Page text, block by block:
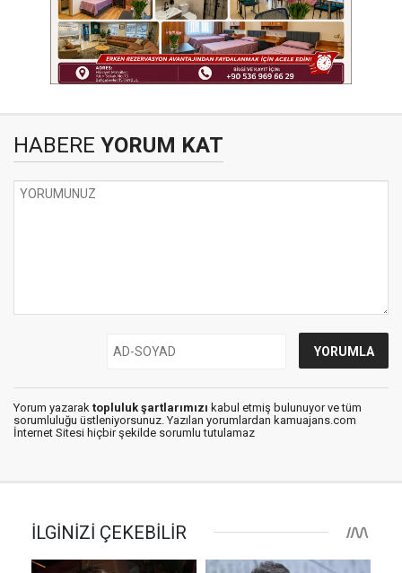
HABERE YORUM KAT
Yorum yazarak topluluk şartlarımızı kabul etmiş bulunuyor ve tüm
sorumluluğu üstleniyorsunuz. Yazılan yorumlardan kamuajans.com
İnternet Sitesi hiçbir şekilde sorumlu tutulamaz